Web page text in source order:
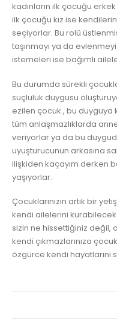
kadınların ilk çocuğu
ilk çocuğu kız ise
seçiyorlar. Bu rolü
taşınmayı ya da
istemeleri ise bağımlı
Bu durumda sürekli
suçluluk duygusu
ezilen çocuk , bu duyguya
tüm anlaşmazlıklarda
veriyorlar ya da bu
uyuşturucunun arkasına
ilişkiden kaçayım derken
yaşıyorlar.
Çocuklarınızın artık bir
kendi ailelerini
sizin ne hissettiğiniz değil,
kendi çıkmazlarınıza
özgürce kendi hayatlarını